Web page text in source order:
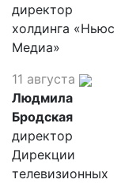
директор
холдинга «Ньюс
Медиа»
11 августа
Людмила
Бродская
директор
Дирекции
телевизионных